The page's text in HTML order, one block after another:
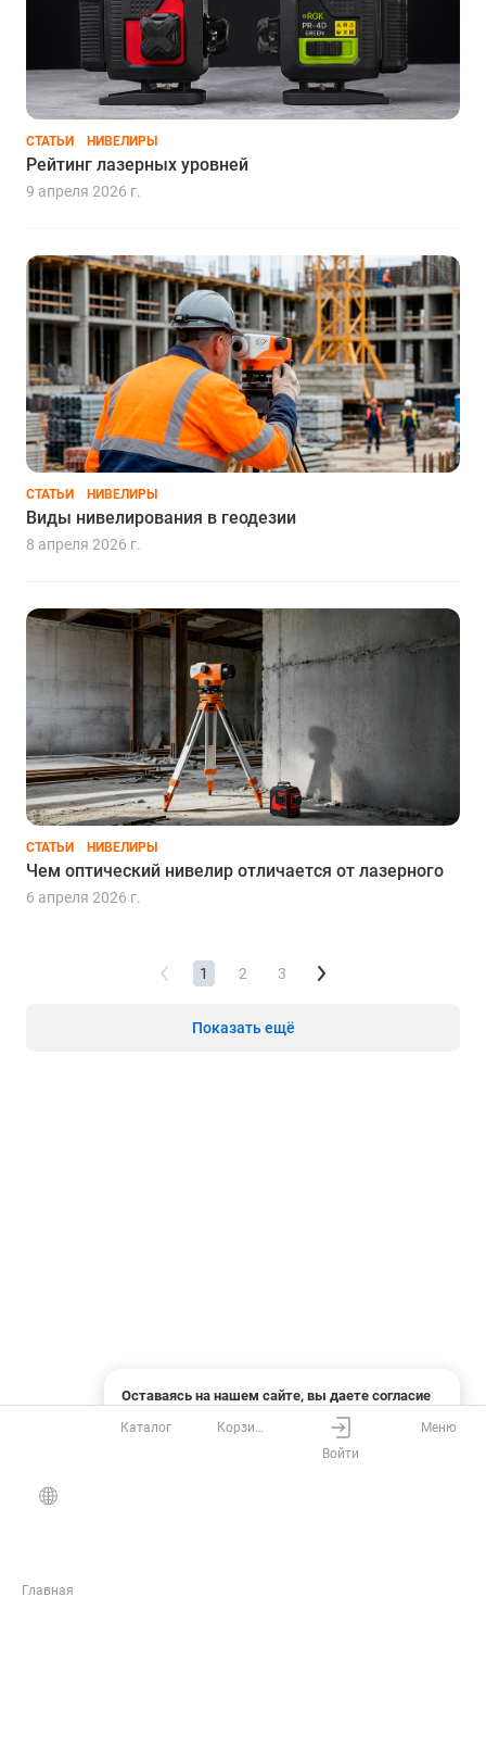
СТАТЬИ НИВЕЛИРЫ
Рейтинг лазерных уровней
9 апреля 2026 г.
СТАТЬИ НИВЕЛИРЫ
Виды нивелирования в геодезии
8 апреля 2026 г.
СТАТЬИ НИВЕЛИРЫ
Чем оптический нивелир отличается от лазерного
6 апреля 2026 г.
1 2 3
Показать ещё
Оставаясь на нашем сайте, вы даете согласие
на использование файлов cookies и сбор данных
системами веб-аналитики
Главная
Каталог
Корзина
Войти
Меню